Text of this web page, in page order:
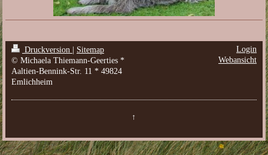
Druckversion
Sitemap
© Michaela Thiemann-Geerties *
Aaltien-Bennink-Str. 11 * 49824
Emlichheim
Login
Webansicht
↑